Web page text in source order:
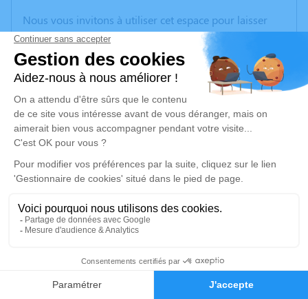
Faire-part Hommages
Nous vous invitons à utiliser cet espace pour laisser
vos condoléances, partager des photos souvenirs, une
anecdote ou exprimer vos pensées à travers des
poèmes ou des textes. Cet endroit est un lieu
d'expression dédié à honorer la mémoire d’Yvonnick
BARANGER.
Un service de plantation d’arbre hommage est
disponible ici.
Je rends hommage
Cérémonie religieuse
Église d'Apremont
85220 Apremont